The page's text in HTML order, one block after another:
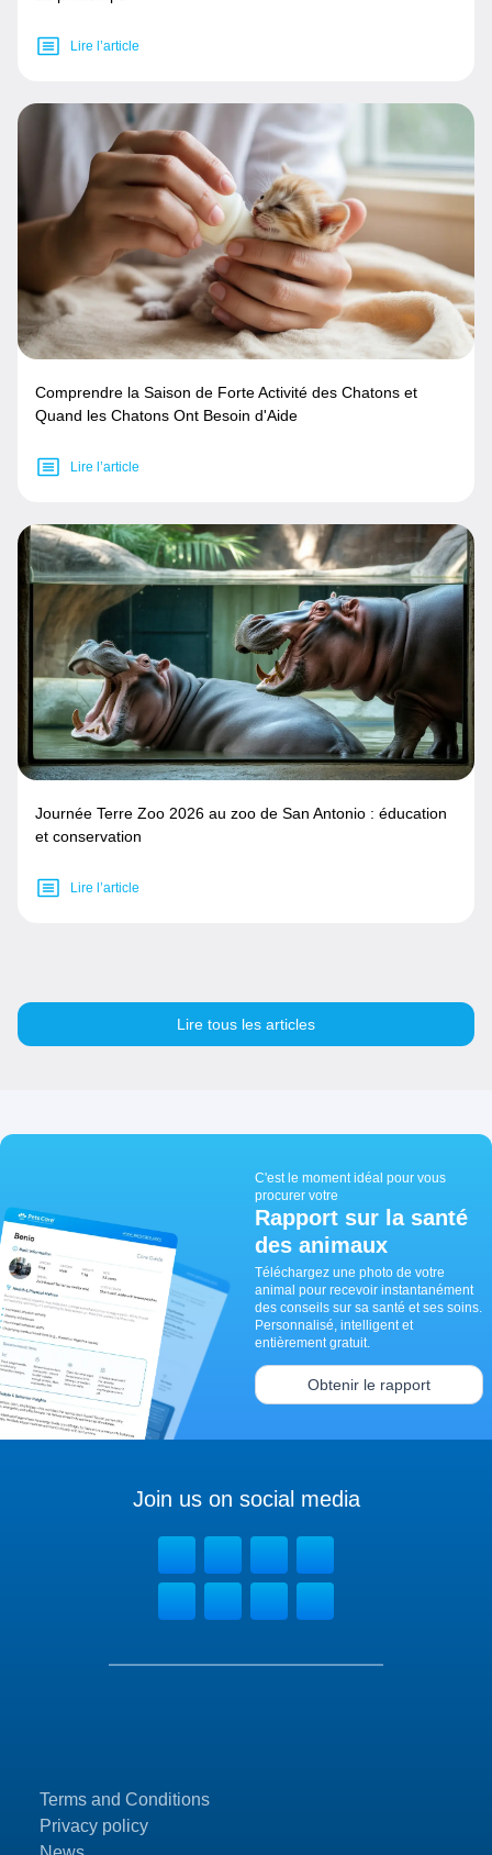
Lire l’article
Comprendre la Saison de Forte Activité des Chatons et
Quand les Chatons Ont Besoin d'Aide
Lire l’article
Journée Terre Zoo 2026 au zoo de San Antonio : éducation
et conservation
Lire l’article
Lire tous les articles
C'est le moment idéal pour vous
procurer votre
Rapport sur la santé
des animaux
Téléchargez une photo de votre
animal pour recevoir instantanément
des conseils sur sa santé et ses soins.
Personnalisé, intelligent et
entièrement gratuit.
Obtenir le rapport
Terms and Conditions
Privacy policy
Join us on social media